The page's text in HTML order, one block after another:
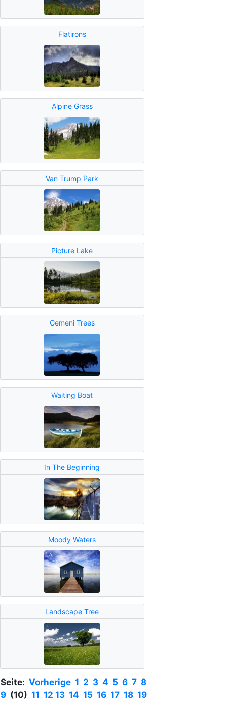
Flatirons
Alpine Grass
Van Trump Park
Picture Lake
Gemeni Trees
Waiting Boat
In The Beginning
Moody Waters
Landscape Tree
Seite:Vorherige 1 2 3 4 5 6 7 8
9(10) 11 12 13 14 15 16 17 18 19